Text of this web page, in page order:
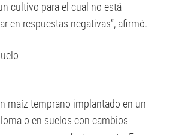
cultivo para el cual no está
en respuestas negativas”, afirmó.
maíz temprano implantado en un
o en suelos con cambios